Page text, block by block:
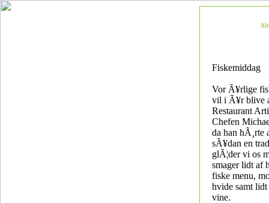
Fiskemiddag
Vor Ã¥rlige
vil i Ã¥r blive
Restaurant
Chefen
da han hÃ¸rte
sÃ¥dan en
glÃ¦der vi os
smager lidt af
fiske menu,
hvide samt
vine.